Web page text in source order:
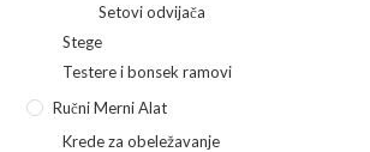
Setovi odvijača
Stege
Testere i bonsek ramovi
Ručni Merni Alat
Krede za obeležavanje